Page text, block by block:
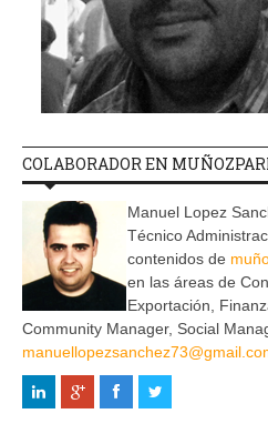
COLABORADOR EN
Manuel Lopez
Técnico
contenidos de
en las áreas de
Exportación,
Community Manager, Social